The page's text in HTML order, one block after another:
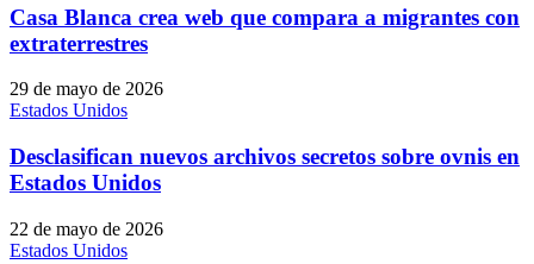
Casa Blanca crea web que compara a migrantes con
extraterrestres
29 de mayo de 2026
Estados Unidos
Desclasifican nuevos archivos secretos sobre ovnis en
Estados Unidos
22 de mayo de 2026
Estados Unidos